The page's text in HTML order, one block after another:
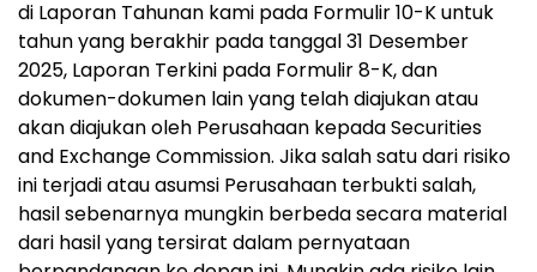
di Laporan Tahunan kami pada Formulir 10-K untuk
tahun yang berakhir pada tanggal 31 Desember
2025, Laporan Terkini pada Formulir 8-K, dan
dokumen-dokumen lain yang telah diajukan atau
akan diajukan oleh Perusahaan kepada Securities
and Exchange Commission. Jika salah satu dari risiko
ini terjadi atau asumsi Perusahaan terbukti salah,
hasil sebenarnya mungkin berbeda secara material
dari hasil yang tersirat dalam pernyataan